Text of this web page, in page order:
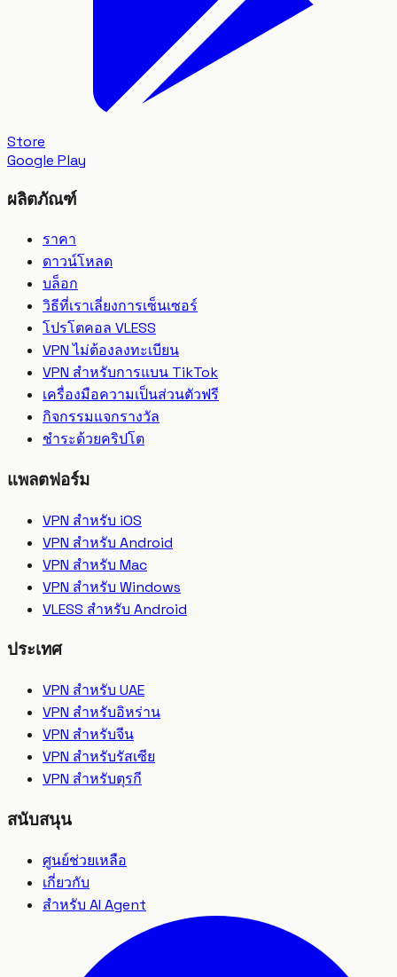
Store
Google Play
ผลิตภัณฑ์
ราคา
ดาวน์โหลด
บล็อก
วิธีที่เราเลี่ยงการเซ็นเซอร์
โปรโตคอล VLESS
VPN ไม่ต้องลงทะเบียน
VPN สำหรับการแบน TikTok
เครื่องมือความเป็นส่วนตัวฟรี
กิจกรรมแจกรางวัล
ชำระด้วยคริปโต
แพลตฟอร์ม
VPN สำหรับ iOS
VPN สำหรับ Android
VPN สำหรับ Mac
VPN สำหรับ Windows
VLESS สำหรับ Android
ประเทศ
VPN สำหรับ UAE
VPN สำหรับอิหร่าน
VPN สำหรับจีน
VPN สำหรับรัสเซีย
VPN สำหรับตุรกี
สนับสนุน
ศูนย์ช่วยเหลือ
เกี่ยวกับ
สำหรับ AI Agent